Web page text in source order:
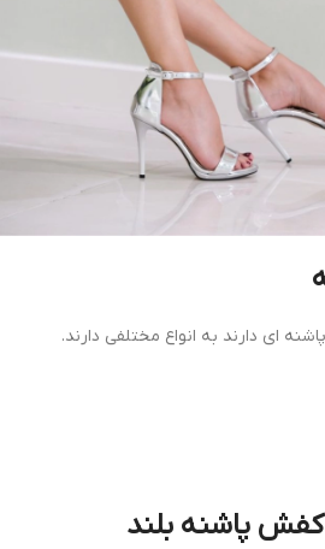
ای دارند به انواع مختلفی دارند.
پاشنه بلند